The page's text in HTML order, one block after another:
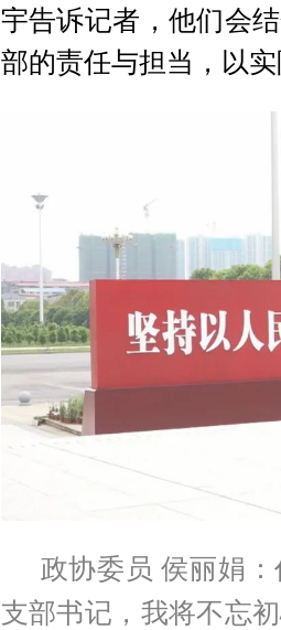
宇告诉记者，他们会
部的责任与担当，以
政协委员 侯丽娟
支部书记，我将不忘